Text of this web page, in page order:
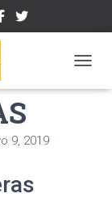
9, 2019